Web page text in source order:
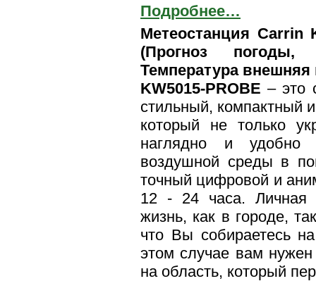
Подробнее…
Метеостанция Carrin
(Прогноз погоды,
Температура внешняя
KW5015-PROBE – это
стильный, компактный
который не только
наглядно и удобно
воздушной среды в
точный цифровой и
12 - 24 часа. Личная
жизнь, как в городе,
что Вы собираетесь
этом случае вам
на область, который